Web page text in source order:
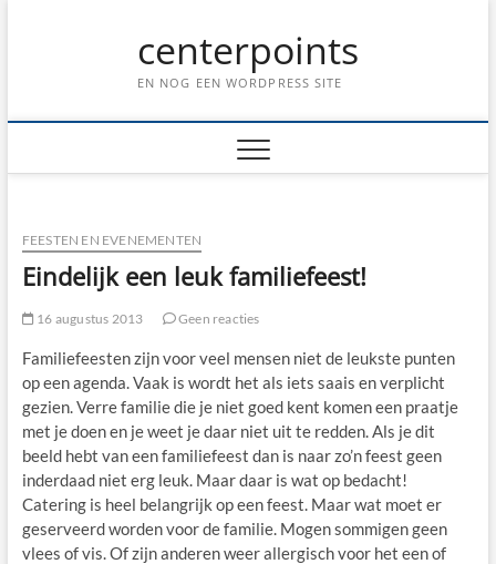
centerpoints
EN NOG EEN WORDPRESS SITE
FEESTEN EN EVENEMENTEN
Eindelijk een leuk familiefeest!
16 augustus 2013 Geen reacties
Familiefeesten zijn voor veel mensen niet de leukste punten
op een agenda. Vaak is wordt het als iets saais en verplicht
gezien. Verre familie die je niet goed kent komen een praatje
met je doen en je weet je daar niet uit te redden. Als je dit
beeld hebt van een familiefeest dan is naar zo’n feest geen
inderdaad niet erg leuk. Maar daar is wat op bedacht!
Catering is heel belangrijk op een feest. Maar wat moet er
geserveerd worden voor de familie. Mogen sommigen geen
vlees of vis. Of zijn anderen weer allergisch voor het een of